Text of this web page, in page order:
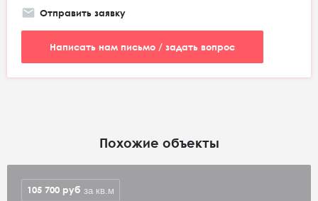
Отправить заявку
Написать нам письмо / задать вопрос
Похожие объекты
105 700 руб за кв.м